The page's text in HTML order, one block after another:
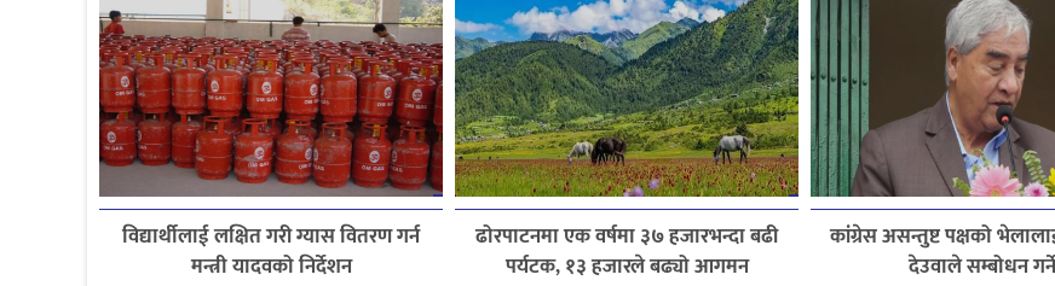
विद्यार्थीलाई लक्षित गरी ग्यास वितरण गर्न
मन्त्री यादवको निर्देशन
ढोरपाटनमा एक वर्षमा ३७ हजारभन्दा बढी
पर्यटक, १३ हजारले बढ्यो आगमन
कांग्रेस असन्तुष्ट पक्षको
देउवाले सम्बोधन